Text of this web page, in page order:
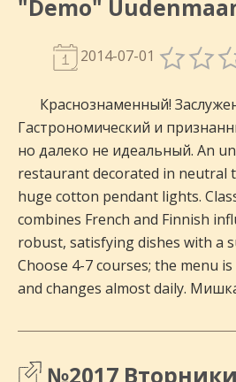
"Demo"
2014-07-01
Краснознаменный!
Гастрономический и
но далеко не идеальный. An
restaurant decorated in neutral
huge cotton pendant lights.
combines French and Finnish
robust, satisfying dishes with a
Choose 4-7 courses; the menu
and changes almost daily.
№2017